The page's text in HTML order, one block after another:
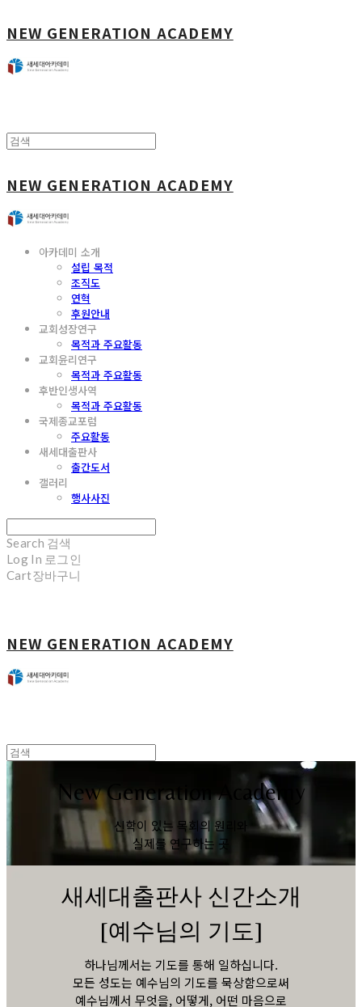
NEW GENERATION ACADEMY
NEW GENERATION ACADEMY
아카데미 소개
설립 목적
조직도
연혁
후원안내
교회성장연구
목적과 주요활동
교회윤리연구
목적과 주요활동
후반인생사역
목적과 주요활동
국제종교포럼
주요활동
새세대출판사
출간도서
갤러리
행사사진
Search 검색
Log In 로그인
Cart장바구니
NEW GENERATION ACADEMY
New Generation Academy
신학이 있는 목회의 원리와
실제를 연구하는 곳
새세대출판사 신간소개
[예수님의 기도]
하나님께서는 기도를 통해 일하십니다.
모든 성도는 예수님의 기도를 묵상함으로써
예수님께서 무엇을, 어떻게, 어떤 마음으로